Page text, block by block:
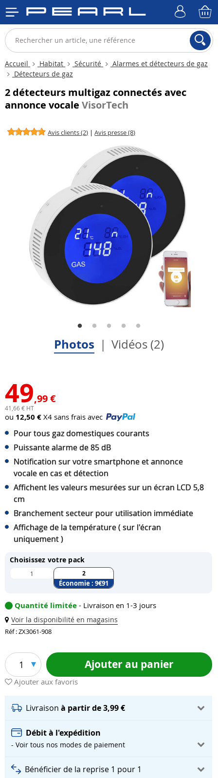
Accueil Habitat Sécurité
Alarmes et détecteurs de gaz
Détecteurs de gaz
2 détecteurs multigaz connectés avec
annonce vocale VisorTech
Avis clients (2) |Avis presse (8)
Photos Vidéos (2)
49,99 €
41,66 € HT
ou 12,50 € X4 sans frais avec
Pour tous gaz domestiques courants
Puissante alarme de 85 dB
Notification sur votre smartphone et annonce
vocale en cas et détection
Affichent les valeurs mesurées sur un écran LCD 5,8
cm
Branchement secteur pour utilisation immédiate
Affichage de la température ( sur l'écran
uniquement )
Choisissez votre pack
1 2
Économie : 9€91
Quantité limitée - Livraison en 1-3 jours
Voir la disponibilité en magasins
Réf : ZX3061-908
1 Ajouter au panier
Ajouter aux favoris
Livraison à partir de 3,99 €
Débit à l'expédition
- Voir tous nos modes de paiement
Bénéficier de la reprise 1 pour 1